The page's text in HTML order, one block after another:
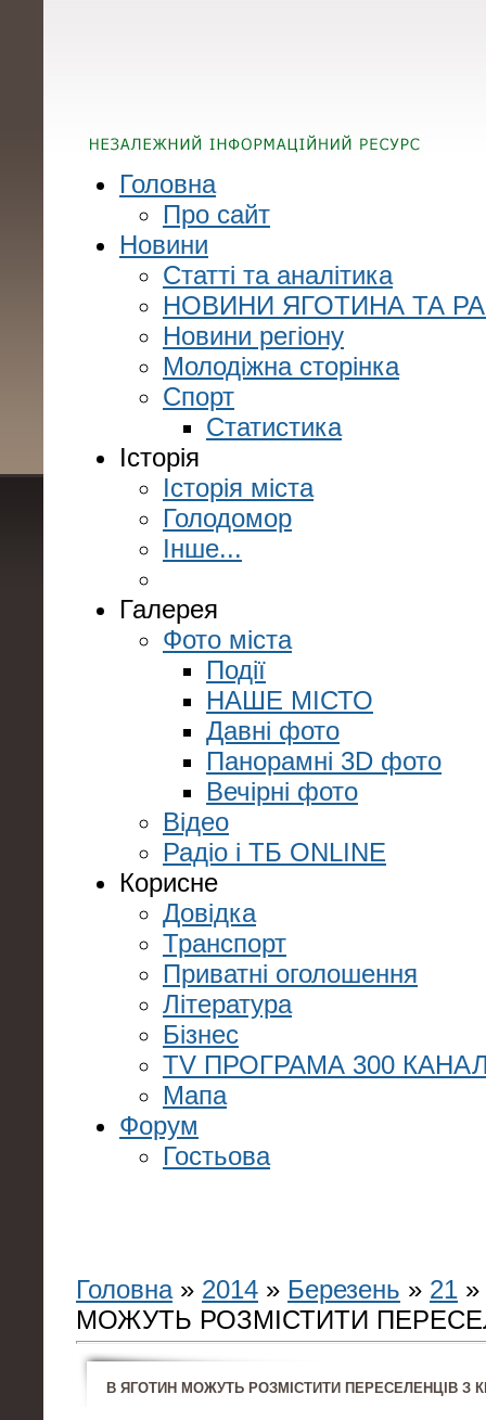
Головна
Про сайт
Новини
Статті та аналітика
НОВИНИ ЯГОТИНА ТА
Новини регіону
Молодіжна сторінка
Спорт
Статистика
Історія
Історія міста
Голодомор
Інше...
Галерея
Фото міста
Події
НАШЕ МІСТО
Давні фото
Панорамні 3D фото
Вечірні фото
Відео
Радіо і ТБ ONLINE
Корисне
Довідка
Транспорт
Приватні оголошення
Література
Бізнес
TV ПРОГРАМА 300
Мапа
Форум
Гостьова
Головна» 2014 » Березень » 21
МОЖУТЬ РОЗМІСТИТИ
В ЯГОТИН МОЖУТЬ РОЗМІСТИТИ ПЕРЕСЕЛЕНЦІВ З